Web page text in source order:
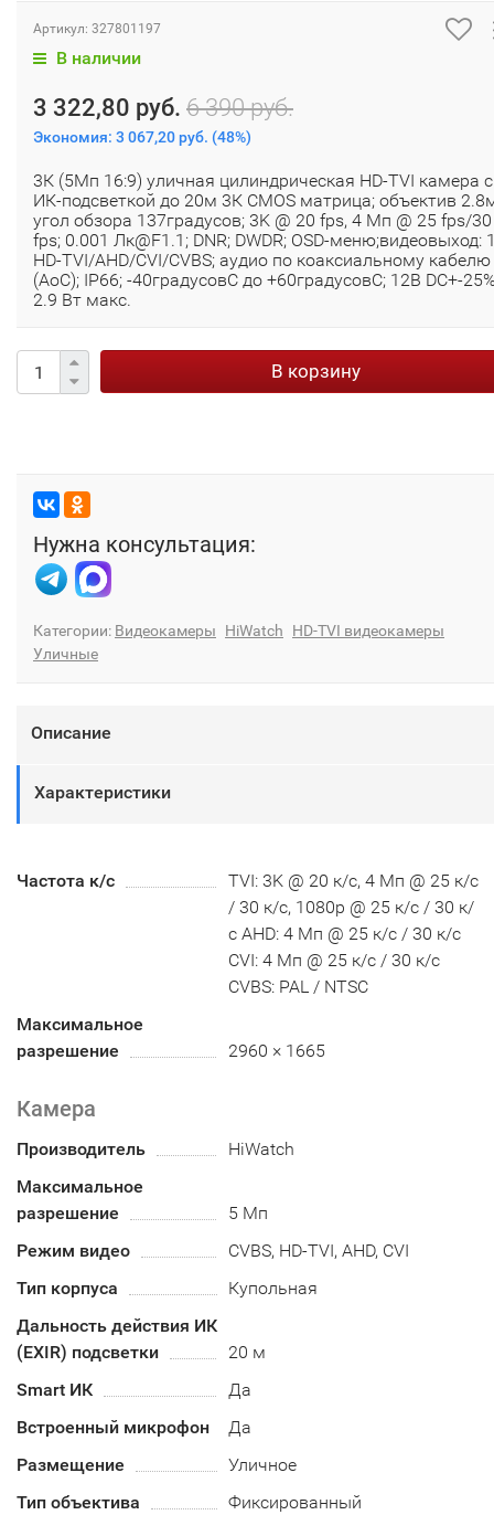
Артикул: 327801197
В наличии
3 322,80 руб. 6 390 руб.
Экономия: 3 067,20 руб. (48%)
3К (5Мп 16:9) уличная цилиндрическая HD-TVI камера с
ИК-подсветкой до 20м 3К CMOS матрица; объектив
угол обзора 137градусов; 3K @ 20 fps, 4 Мп @ 25 fps/30
fps; 0.001 Лк@F1.1; DNR; DWDR; OSD-меню;видеовыход:
HD-TVI/AHD/CVI/CVBS; аудио по коаксиальному кабелю
(AoC); IP66; -40градусовС до +60градусовС; 12В DC+-
2.9 Вт макс.
В корзину
Нужна консультация:
Категории: Видеокамеры HiWatch
HD-TVI видеокамеры
Уличные
Описание
Характеристики
Частота к/с
TVI: 3K @ 20 к/с, 4 Мп @ 25 к/с
/ 30 к/с, 1080p @ 25 к/с / 30 к/
с AHD: 4 Мп @ 25 к/с / 30 к/с
CVI: 4 Мп @ 25 к/с / 30 к/с
CVBS: PAL / NTSC
Максимальное
разрешение
2960 × 1665
Камера
Производитель
HiWatch
Максимальное
разрешение
5 Мп
Режим видео
CVBS, HD-TVI, AHD, CVI
Тип корпуса
Купольная
Дальность действия ИК
(EXIR) подсветки
20 м
Smart ИК
Да
Встроенный микрофон
Да
Размещение
Уличное
Тип объектива
Фиксированный